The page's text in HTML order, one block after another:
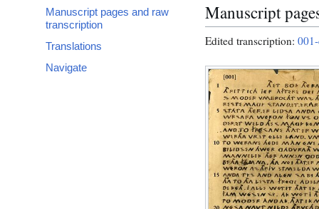
Manuscript pages and raw
transcription
Translations
Navigate
Manuscript
Edited transcription: